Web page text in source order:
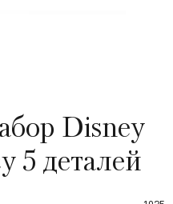
Disney
5 деталей